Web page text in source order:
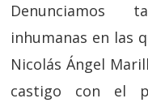
Denunciamos
inhumanas en las
Nicolás Ángel
castigo con el